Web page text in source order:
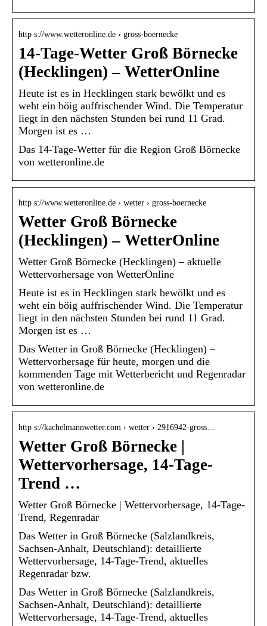
http s://www.wetteronline.de › gross-boernecke
14-Tage-Wetter Groß Börnecke
(Hecklingen) – WetterOnline
Heute ist es in Hecklingen stark bewölkt und es
weht ein böig auffrischender Wind. Die Temperatur
liegt in den nächsten Stunden bei rund 11 Grad.
Morgen ist es …
Das 14-Tage-Wetter für die Region Groß Börnecke
von wetteronline.de
http s://www.wetteronline.de › wetter › gross-boernecke
Wetter Groß Börnecke
(Hecklingen) – WetterOnline
Wetter Groß Börnecke (Hecklingen) – aktuelle
Wettervorhersage von WetterOnline
Heute ist es in Hecklingen stark bewölkt und es
weht ein böig auffrischender Wind. Die Temperatur
liegt in den nächsten Stunden bei rund 11 Grad.
Morgen ist es …
Das Wetter in Groß Börnecke (Hecklingen) –
Wettervorhersage für heute, morgen und die
kommenden Tage mit Wetterbericht und Regenradar
von wetteronline.de
http s://kachelmannwetter.com › wetter › 2916942-gross…
Wetter Groß Börnecke |
Wettervorhersage, 14-Tage-
Trend …
Wetter Groß Börnecke | Wettervorhersage, 14-Tage-
Trend, Regenradar
Das Wetter in Groß Börnecke (Salzlandkreis,
Sachsen-Anhalt, Deutschland): detaillierte
Wettervorhersage, 14-Tage-Trend, aktuelles
Regenradar bzw.
Das Wetter in Groß Börnecke (Salzlandkreis,
Sachsen-Anhalt, Deutschland): detaillierte
Wettervorhersage, 14-Tage-Trend, aktuelles